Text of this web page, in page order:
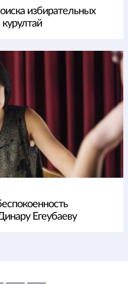
избирательных
Егеубаеву